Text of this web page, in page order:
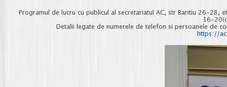
Programul de lucru cu publicul al secretariatul AC, str Baritiu 26-
16-
Detalii legate de numerele de telefon si persoanele de
https://